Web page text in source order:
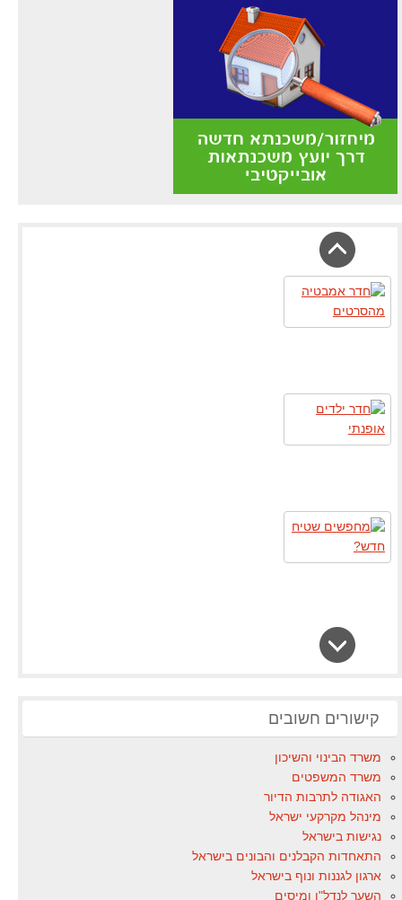
קישורים חשובים
משרד הבינוי והשיכון
משרד המשפטים
האגודה לתרבות הדיור
מינהל מקרקעי ישראל
נגישות בישראל
התאחדות הקבלנים והבונים בישראל
ארגון לגננות ונוף בישראל
השער לנדל"ן ומיסים